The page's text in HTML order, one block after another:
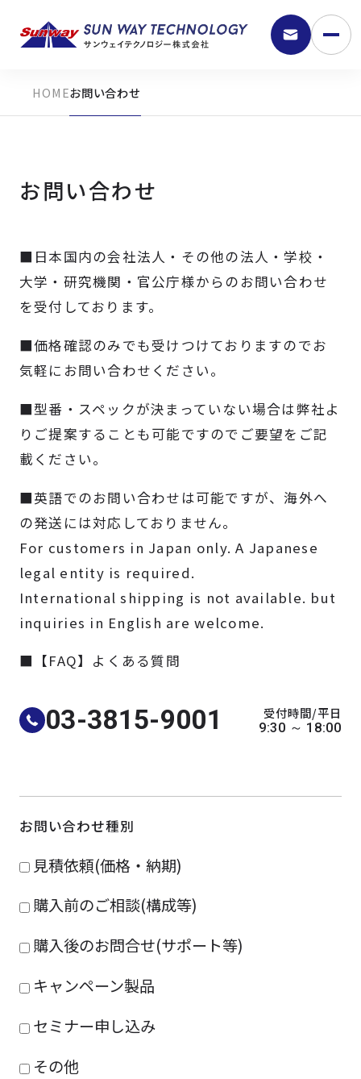
よくある質問
採用情報
製品検索
取扱メーカー
事例
サポート
会社案内
お問い合わせ
お問い合わせ
■日本国内の会社法人・その他の法人・学校・
大学・研究機関・官公庁様からのお問い合わせ
を受付しております。
■価格確認のみでも受けつけておりますのでお
気軽にお問い合わせください。
■型番・スペックが決まっていない場合は弊社よ
りご提案することも可能ですのでご要望をご記
載ください。
■英語でのお問い合わせは可能ですが、海外へ
の発送には対応しておりません。
For customers in Japan only. A Japanese
legal entity is required.
International shipping is not available. but
inquiries in English are welcome.
■【FAQ】よくある質問
03-3815-9001 受付時間/平日
9:30 ～ 18:00
お問い合わせ種別
見積依頼(価格・納期)
購入前のご相談(構成等)
購入後のお問合せ(サポート等)
キャンペーン製品
セミナー申し込み
その他